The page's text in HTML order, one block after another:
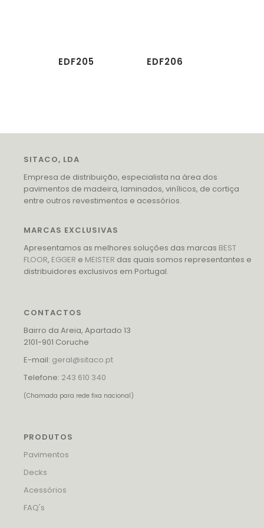
EDF205 EDF206
SITACO, LDA
Empresa de distribuição, especialista na área dos
pavimentos de madeira, laminados, vinílicos, de cortiça
entre outros revestimentos e acessórios.
MARCAS EXCLUSIVAS
Apresentamos as melhores soluções das marcas BEST
FLOOR, EGGER e MEISTER das quais somos representantes e
distribuidores exclusivos em Portugal.
CONTACTOS
Bairro da Areia, Apartado 13
2101-901 Coruche
E-mail: geral@sitaco.pt
Telefone: 243 610 340
(Chamada para rede fixa nacional)
PRODUTOS
Pavimentos
Decks
Acessórios
FAQ's